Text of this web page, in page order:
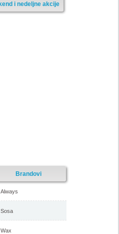
i nedeljne akcije
Brandovi
Always
Sosa
Wax